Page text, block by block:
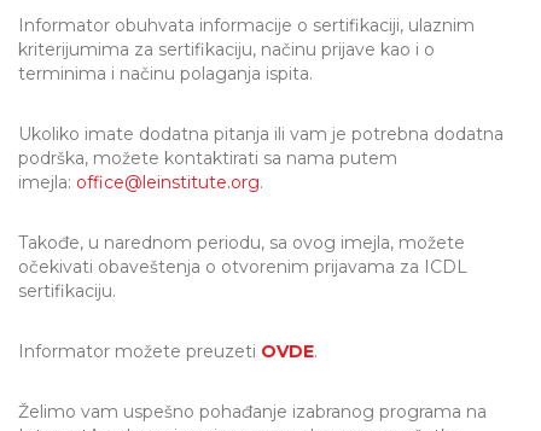
Informator obuhvata informacije o sertifikaciji, ulaznim
kriterijumima za sertifikaciju, načinu prijave kao i o
terminima i načinu polaganja ispita.
Ukoliko imate dodatna pitanja ili vam je potrebna dodatna
podrška, možete kontaktirati sa nama putem
imejla: office@leinstitute.org.
Takođe, u narednom periodu, sa ovog imejla, možete
očekivati obaveštenja o otvorenim prijavama za ICDL
sertifikaciju.
Informator možete preuzeti OVDE.
Želimo vam uspešno pohađanje izabranog programa na